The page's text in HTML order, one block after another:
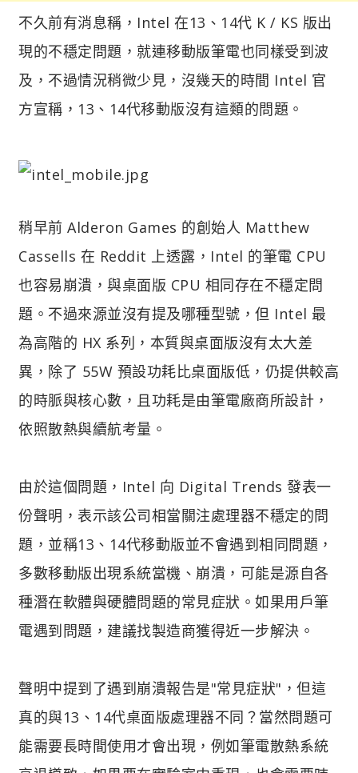
不久前有消息稱，Intel 在13、14代 K / KS 版出
現的不穩定問題，就連移動版筆電也同樣受到波
及，不過情況稍微少見，沒幾天的時間 Intel 官
方宣稱，13、14代移動版沒有這類的問題。
稍早前 Alderon Games 的創始人 Matthew
Cassells 在 Reddit 上透露，Intel 的筆電 CPU
也容易崩潰，與桌面版 CPU 相同存在不穩定問
題。不過來源並沒有提及哪種型號，但 Intel 最
為高階的 HX 系列，本質與桌面版沒有太大差
異，除了 55W 預設功耗比桌面版低，仍提供較高
的時脈與核心數，且功耗是由筆電廠商所設計，
依照散熱與續航考量。
由於這個問題，Intel 向 Digital Trends 發表一
份聲明，表示該公司相當關注處理器不穩定的問
題，並稱13、14代移動版並不會遇到相同問題，
多數移動版出現系統當機、崩潰，可能是源自各
種潛在軟體與硬體問題的常見症狀。如果用戶筆
電遇到問題，建議找製造商獲得近一步解決。
聲明中提到了遇到崩潰報告是"常見症狀"，但這
真的與13、14代桌面版處理器不同？當然問題可
能需要長時間使用才會出現，例如筆電散熱系統